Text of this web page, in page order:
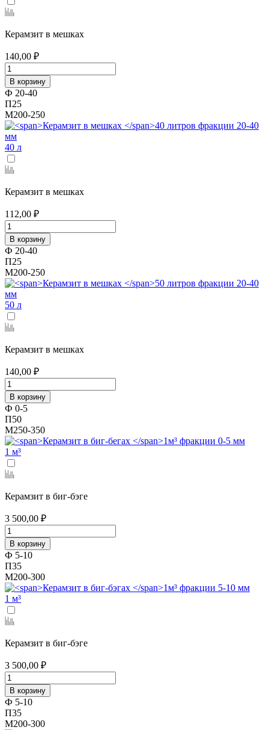
Керамзит в мешках
140,00 ₽
В корзину
Ф 20-40
П25
М200-250
40 л
Керамзит в мешках
112,00 ₽
В корзину
Ф 20-40
П25
М200-250
50 л
Керамзит в мешках
140,00 ₽
В корзину
Ф 0-5
П50
М250-350
1 м³
Керамзит в биг-бэге
3 500,00 ₽
В корзину
Ф 5-10
П35
М200-300
1 м³
Керамзит в биг-бэге
3 500,00 ₽
В корзину
Ф 5-10
П35
М200-300